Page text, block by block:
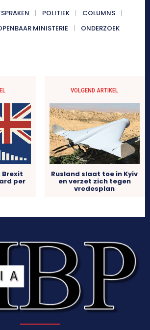
POLITIEK
COLUMNS
MINISTERIE ONDERZOEK
Brexit
per
VOLGEND ARTIKEL
Rusland slaat toe in Kyiv
en verzet zich tegen
vredesplan